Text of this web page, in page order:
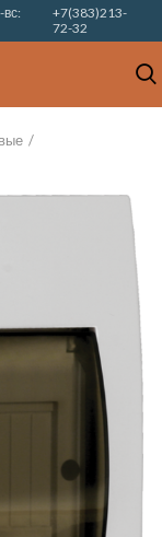
вс:
+7(383)213-
72-32